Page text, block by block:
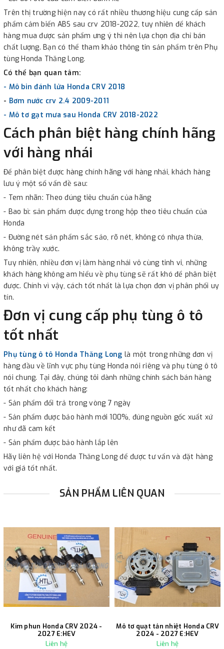
Trên thị trường hiện nay có rất nhiều thương hiệu cung cấp sản
phẩm cảm biến ABS sau crv 2018-2022, tuy nhiên để khách
hàng mua được sản phẩm ưng ý thì nên lựa chọn địa chỉ bán
chất lượng. Bạn có thể tham khảo thông tin sản phẩm trên Phụ
tùng Honda Thăng Long.
Có thể bạn quan tâm:
- Mô bin đánh lửa Honda CRV 2018
- Bơm nước crv 2.4 2009-2011
- Mô tơ gạt mưa sau Honda CRV 2018-2022
Cách phân biệt hàng chính hãng
với hàng nhái
Để phân biệt được hàng chính hãng với hàng nhái, khách hàng
lưu ý một số vấn đề sau:
- Tem nhãn: Theo đúng tiêu chuẩn của hãng
- Bao bì: sản phẩm được đựng trong hộp theo tiêu chuẩn của
Honda
- Đường nét sản phẩm sắc sảo, rõ nét, không có nhựa thừa,
không trầy xước.
Tuy nhiên, nhiều đơn vị làm hàng nhái vô cùng tinh vi, những
khách hàng không am hiểu về phụ tùng sẽ rất khó để phân biệt
được. Chính vì vậy, cách tốt nhất là lựa chọn đơn vị phân phối uy
tín.
Đơn vị cung cấp phụ tùng ô tô
tốt nhất
Phụ tùng ô tô Honda Thăng Long là một trong những đơn vị
hàng đầu về lĩnh vực phụ tùng Honda nói riêng và phụ tùng ô tô
nói chung. Tại đây, chúng tôi dành những chính sách bán hàng
tốt nhất cho khách hàng:
- Sản phẩm đổi trả trong vòng 7 ngày
- Sản phẩm được bảo hành mới 100%, đúng nguồn gốc xuất xứ
như đã cam kết
- Sản phẩm được bảo hành lắp lên
Hãy liên hệ với Honda Thăng Long để được tư vấn và đặt hàng
với giá tốt nhất.
SẢN PHẨM LIÊN QUAN
Kim phun Honda CRV 2024 -
2027 E:HEV
Liên hệ
Mô tơ quạt tản nhiệt Honda CRV
2024 - 2027 E:HEV
Liên hệ